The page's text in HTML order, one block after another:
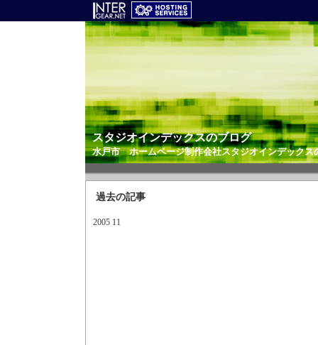
スタジオインデックスのブログ
水戸市 ホームページ制作会社スタジオインデックス
過去の記事
2005 11